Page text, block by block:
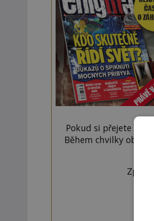
Pokud si přejete
Během chvilky